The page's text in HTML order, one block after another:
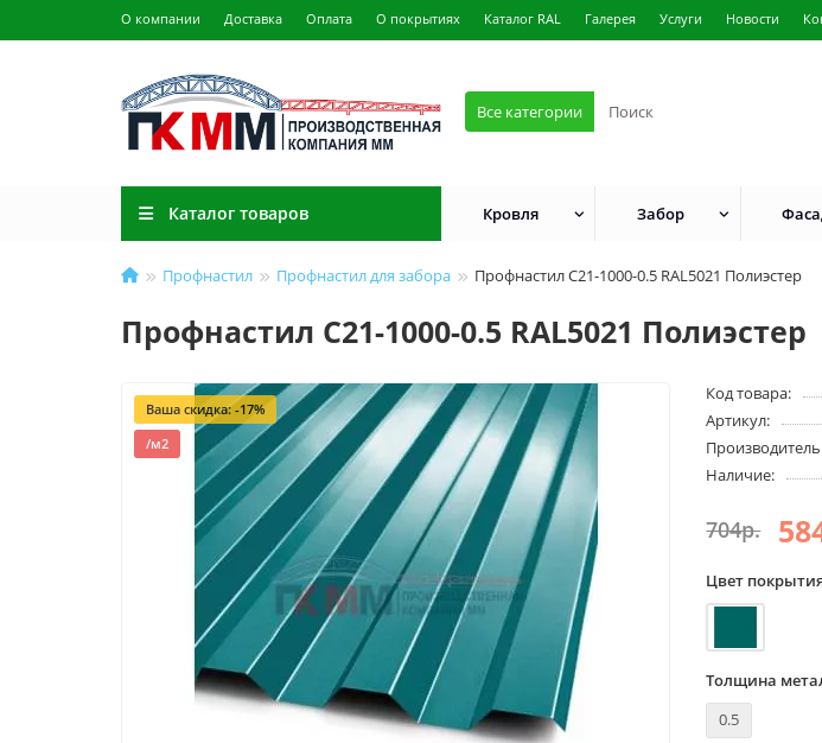
О компании Доставка Оплата О покрытиях Каталог RAL Галерея Услуги Новости
Все категории
Каталог товаров Кровля Забор
Профнастил Профнастил для забора Профнастил C21-1000-0.5 RAL5021 Полиэстер
Профнастил C21-1000-0.5 RAL5021 Полиэстер
Ваша скидка: -17%
/м2
Код товара:
Артикул:
Наличие:
704р.
Цвет
Толщина
0.5